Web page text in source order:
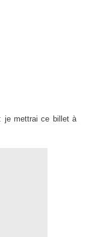
je mettrai ce billet à